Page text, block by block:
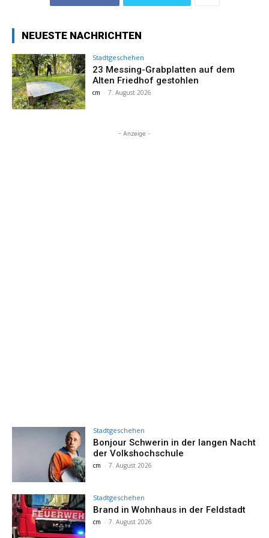
NEUESTE NACHRICHTEN
Stadtgeschehen
23 Messing-Grabplatten auf dem
Alten Friedhof gestohlen
cm - 7. August 2026
- Anzeige -
Stadtgeschehen
Bonjour Schwerin in der langen Nacht
der Volkshochschule
cm - 7. August 2026
Stadtgeschehen
Brand in Wohnhaus in der Feldstadt
cm - 7. August 2026